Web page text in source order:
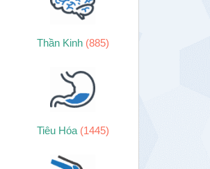
Thần Kinh (885)
Tiêu Hóa (1445)